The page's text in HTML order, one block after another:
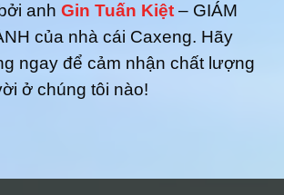
anh Gin Tuấn Kiệt – GIÁM
của nhà cái Caxeng. Hãy
ngay để cảm nhận chất lượng
ở chúng tôi nào!